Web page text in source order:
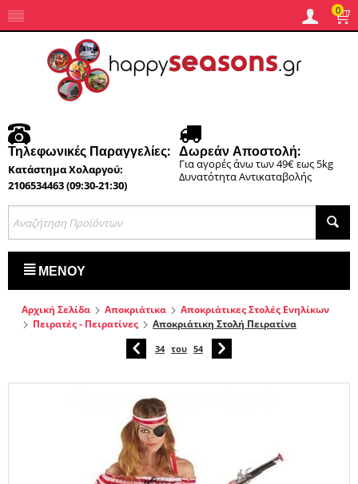
0
Τηλεφωνικές Παραγγελίες:
Κατάστημα Χολαργού:
2106534463 (09:30-21:30)
Δωρεάν Αποστολή:
Για αγορές άνω των 49€ εως 5kg
Δυνατότητα Αντικαταβολής
ΜΕΝΟΎ
Αρχική Σελίδα Αποκριάτικα
Αποκριάτικες Στολές Ενηλίκων
Πειρατές - Πειρατίνες
Αποκριάτικη Στολή Πειρατίνα
34 του 54